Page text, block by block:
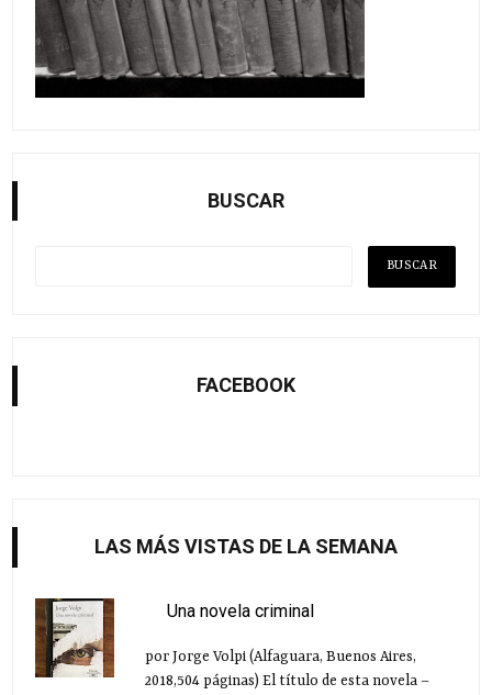
BUSCAR
FACEBOOK
LAS MÁS VISTAS DE LA SEMANA
Una novela criminal
por Jorge Volpi (Alfaguara, Buenos Aires,
2018,504 páginas) El título de esta novela –